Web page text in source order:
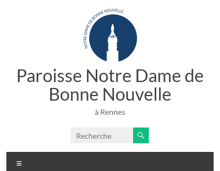
Paroisse Notre Dame de
Bonne Nouvelle
à Rennes